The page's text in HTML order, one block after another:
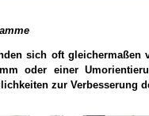
sich oft gleichermaßen
oder einer
zur Verbesserung